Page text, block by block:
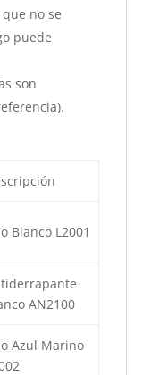
no se
puede
son
Blanco L2001
AN2100
Azul Marino